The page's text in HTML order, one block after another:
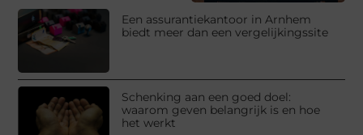
Een assurantiekantoor in Arnhem
biedt meer dan een vergelijkingssite
Schenking aan een goed doel:
waarom geven belangrijk is en hoe
het werkt